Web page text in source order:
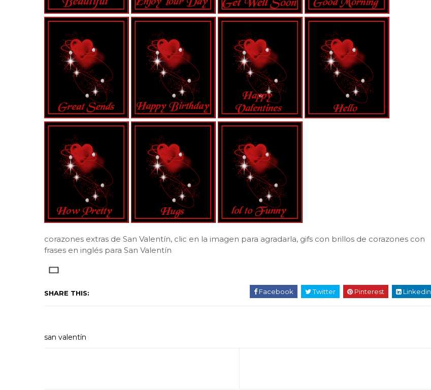
corazones extras de San Valentín, clic en la imagen para agradarla, gifs con brillos de corazones con
frases en inglés para San Valentín
SHARE THIS: Facebook Twitter Pinterest Linkedin
san valentín